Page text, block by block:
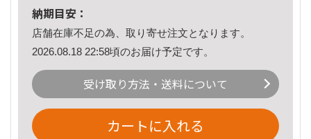
納期目安：
店舗在庫不足の為、取り寄せ注文となります。
2026.08.18 22:58頃のお届け予定です。
受け取り方法・送料について
カートに入れる